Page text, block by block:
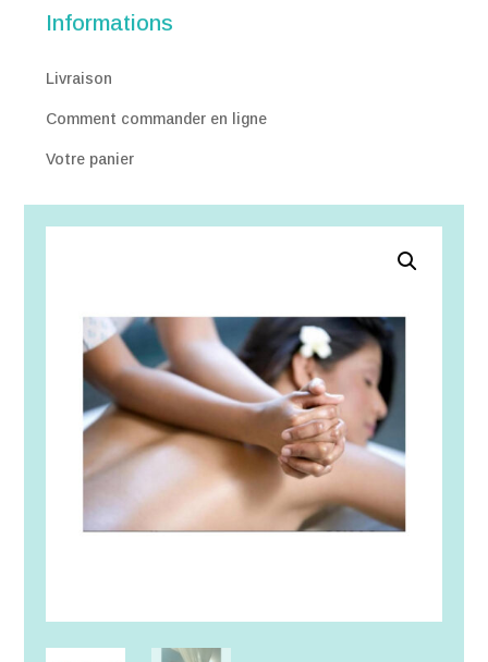
Informations
Livraison
Comment commander en ligne
Votre panier